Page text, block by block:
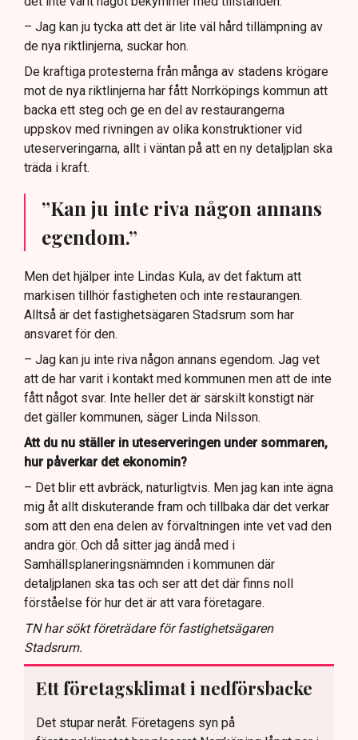
– Jag kan ju tycka att det är lite väl hård tillämpning av
de nya riktlinjerna, suckar hon.
De kraftiga protesterna från många av stadens krögare
mot de nya riktlinjerna har fått Norrköpings kommun att
backa ett steg och ge en del av restaurangerna
uppskov med rivningen av olika konstruktioner vid
uteserveringarna, allt i väntan på att en ny detaljplan ska
träda i kraft.
”Kan ju inte riva någon annans
egendom.”
Men det hjälper inte Lindas Kula, av det faktum att
markisen tillhör fastigheten och inte restaurangen.
Alltså är det fastighetsägaren Stadsrum som har
ansvaret för den.
– Jag kan ju inte riva någon annans egendom. Jag vet
att de har varit i kontakt med kommunen men att de inte
fått något svar. Inte heller det är särskilt konstigt när
det gäller kommunen, säger Linda Nilsson.
Att du nu ställer in uteserveringen under sommaren,
hur påverkar det ekonomin?
– Det blir ett avbräck, naturligtvis. Men jag kan inte ägna
mig åt allt diskuterande fram och tillbaka där det verkar
som att den ena delen av förvaltningen inte vet vad den
andra gör. Och då sitter jag ändå med i
Samhällsplaneringsnämnden i kommunen där
detaljplanen ska tas och ser att det där finns noll
förståelse för hur det är att vara företagare.
TN har sökt företrädare för fastighetsägaren
Stadsrum.
Ett företagsklimat i nedförsbacke
Det stupar neråt. Företagens syn på